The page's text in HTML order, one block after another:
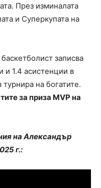
През изминалата
и Суперкупата на
записва
и 1.4 асистенции в
на богатите.
за приза MVP на
на Александър
г.: